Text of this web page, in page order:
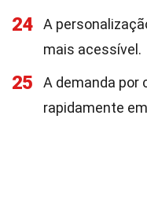
24
A
mais acessível.
25
A demanda por
rapidamente